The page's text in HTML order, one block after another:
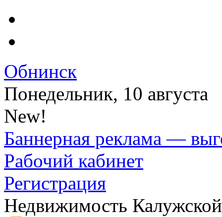
Обнинск
Понедельник, 10 августа
New!
Баннерная реклама —
Рабочий кабинет
Регистрация
Недвижимость